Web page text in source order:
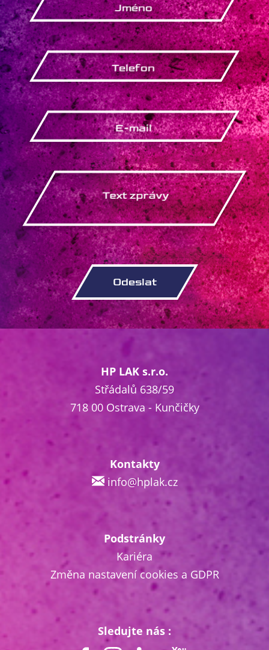
HP LAK s.r.o.
Střádalů 638/59
718 00 Ostrava - Kunčičky
Kontakty
info@hplak.cz
Podstránky
Kariéra
Změna nastavení cookies a GDPR
Sledujte nás :